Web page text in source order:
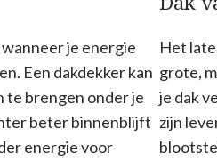
je energie
Een dakdekker kan
te brengen onder je
beter binnenblijft
energie voor
Het
grote,
je dak
zijn